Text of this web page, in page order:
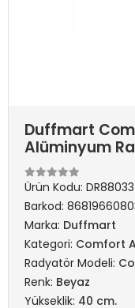
Duffmart
Alüminyum
Ürün Kodu: DR88033
Barkod:
Marka: Duffmart
Kategori: Comfort
Radyatör Modeli:
Renk: Beyaz
Yükseklik: 40 cm.